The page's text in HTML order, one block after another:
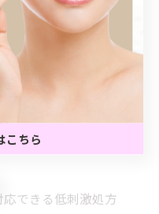
ります。特に、ストレ
外的刺激から肌を守る
バーの正常化が重要視
に基づくオーダーメイ
できる低刺激処方
ちら
こちら